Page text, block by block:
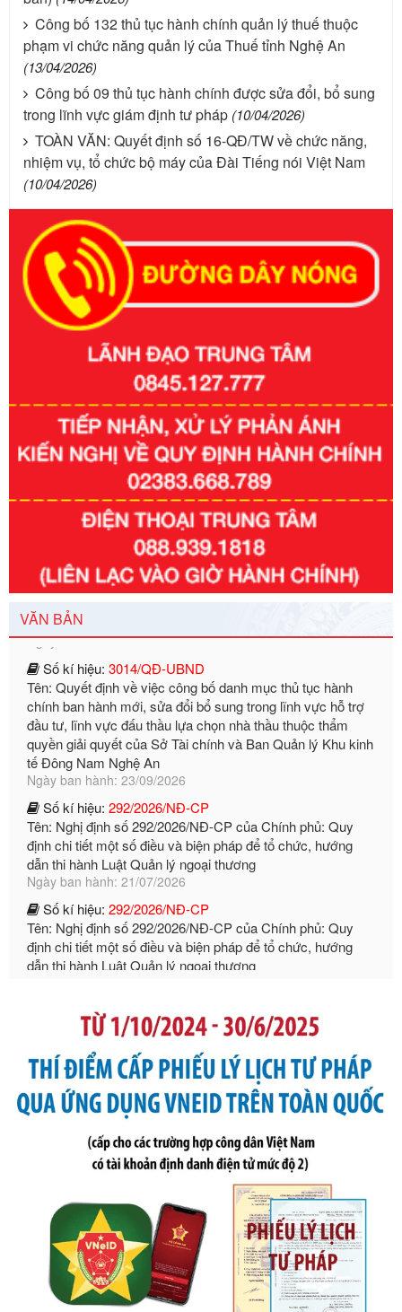
Công bố 132 thủ tục hành chính quản lý thuế thuộc
phạm vi chức năng quản lý của Thuế tỉnh Nghệ An
(13/04/2026)
Công bố 09 thủ tục hành chính được sửa đổi, bổ sung
trong lĩnh vực giám định tư pháp (10/04/2026)
TOÀN VĂN: Quyết định số 16-QĐ/TW về chức năng,
nhiệm vụ, tổ chức bộ máy của Đài Tiếng nói Việt Nam
(10/04/2026)
VĂN BẢN
351/2025/NĐ-CP
Tên: Nghị định số 351/2025/NĐ-CP của Chính phủ: Quy
định chuẩn nghèo đa chiều quốc gia giai đoạn 2026 - 2030
Ngày ban hành: 29/12/2026
Số kí hiệu:
Tên: Quyết định về việc công bố danh mục thủ tục hành
chính ban hành mới, sửa đổi bổ sung trong lĩnh vực hỗ trợ
đầu tư, lĩnh vực đấu thầu lựa chọn nhà thầu thuộc thẩm
quyền giải quyết của Sở Tài chính và Ban Quản lý Khu kinh
tế Đông Nam Nghệ An
Ngày ban hành: 23/09/2026
Số kí hiệu: 292/2026/NĐ-CP
Tên: Nghị định số 292/2026/NĐ-CP của Chính phủ: Quy
định chi tiết một số điều và biện pháp để tổ chức, hướng
dẫn thi hành Luật Quản lý ngoại thương
Ngày ban hành: 21/07/2026
Số kí hiệu:292/2026/NĐ-CP
Tên: Nghị định số 292/2026/NĐ-CP của Chính phủ: Quy
định chi tiết một số điều và biện pháp để tổ chức, hướng
dẫn thi hành Luật Quản lý ngoại thương
Ngày ban hành: 21/07/2026
Số kí hiệu:105/2026/TT-BTC
2019 của Bộ trưởng Bộ Tài chính hướng dẫn thực hiện xử
phạt vi phạm hành chính trong lĩnh vực kho bạc nhà nước
Ngày ban hành: 21/07/2026
Số kí hiệu:
Tên: Nghị định số 291/2026/NĐ-CP của Chính phủ: Sửa
đổi, bổ sung một số điều của Nghị định số 125/2020/NĐ-СР
ngày 19 tháng 10 năm 2020 của Chính phủ quy định xử
phạt vi phạm hành chính về thuế, hóa đơn được sửa đổi, bổ
sung bởi Nghị định số 102/2021/NĐ-CP
Ngày ban hành: 20/07/2026
Số kí hiệu:2303/QĐ-UBND
Tên: Quyết định công bố Danh mục thủ tục hành chính mới
ban hành, được sửa đổi, bổ sung, bị bãi bỏ và phê duyệt
Quy trình nội bộ, quy trình điện tử giải quyết thủ tục hành
chính trong một số lĩnh vực thuộc phạm vi chức năng quản